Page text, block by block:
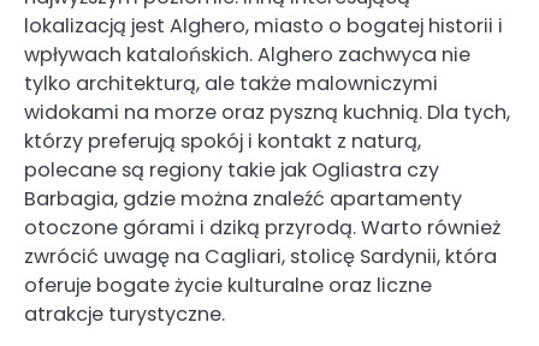
lokalizacją jest Alghero, miasto o bogatej historii i
wpływach katalońskich. Alghero zachwyca nie
tylko architekturą, ale także malowniczymi
widokami na morze oraz pyszną kuchnią. Dla tych,
którzy preferują spokój i kontakt z naturą,
polecane są regiony takie jak Ogliastra czy
Barbagia, gdzie można znaleźć apartamenty
otoczone górami i dziką przyrodą. Warto również
zwrócić uwagę na Cagliari, stolicę Sardynii, która
oferuje bogate życie kulturalne oraz liczne
atrakcje turystyczne.